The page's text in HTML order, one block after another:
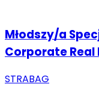
Młodszy/a
Corporate
STRABAG